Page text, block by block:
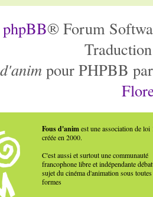
phpBB® Forum
pour PHPBB
Fous d'animest une association de loi
créée en 2000.
C'est aussi et surtout une communauté
francophone libre et indépendante
sujet du cinéma d'animation sous toutes
formes